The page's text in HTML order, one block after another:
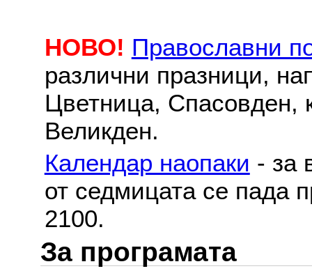
НОВО! Православни
различни празници,
Цветница, Спасовден,
Великден.
Календар наопаки - за
от седмицата се пада
2100.
За програмата